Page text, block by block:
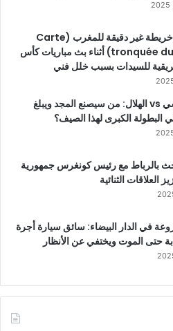
تم عرض خريطة غير دقيقة للمغرب (Carte
tronquée du Maroc) أثناء بث مباريات كأس
للسيدات بسبب خلل فني
فلومينينسي vs الهلال: من سيصنع المجد ويبلغ
البطولة الكبرى لهذا الصيف؟
بالرباط مع رئيس كونغرس جمهورية
العلاقات الثنائية
في الدار البيضاء: سائق سيارة أجرة
حتى الموت ويختفي عن الأنظار